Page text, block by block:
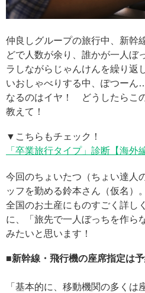
仲良しグループの旅行中、新幹
どで人数が余り、誰かが一人
ラしながらじゃんけんを繰り返
いおしゃべりする中、ぽつー
なるのはイヤ！ どうしたらこ
教えて！
▼こちらもチェック！
「卒業旅行タイプ」診断【海外
今回のちょいたつ（ちょい達人
ッフを勤める鈴本さん（仮名）
全国のお土産にものすごく詳し
に、「旅先で一人ぼっちを作ら
みたいと思います！
■新幹線・飛行機の座席指定は
「基本的に、移動機関の多くは